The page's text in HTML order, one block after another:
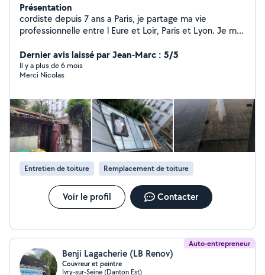
Présentation
cordiste depuis 7 ans a Paris, je partage ma vie
professionnelle entre l Eure et Loir, Paris et Lyon. Je me
couverture, mais aussi maçonnerie, eaux usées, pose de
filet de sécurité, anti pigeon. Je me déplace pour
étudier votre problématique avant devis et proposer
chambre des métiers de Lyon, assurance décénale ok.
Dernier avis laissé par Jean-Marc : 5/5
Il y a plus de 6 mois
Merci Nicolas
Entretien de toiture Remplacement de toiture
Voir le profil Contacter
Auto-entrepreneur
Benji Lagacherie (LB Renov)
Couvreur et peintre
Ivry-sur-Seine (Danton Est)